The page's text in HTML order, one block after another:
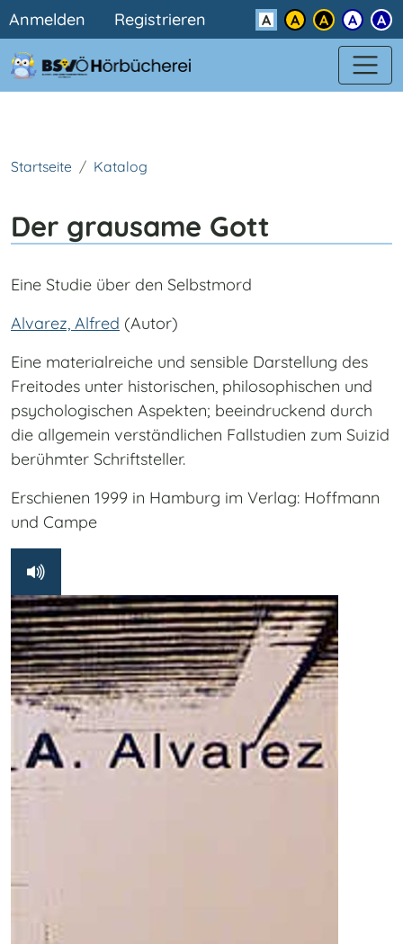
Direkt zum Inhalt
Benutzermenü
Anmelden Registrieren Kontrast
Startseite Katalog
Der grausame Gott
Eine Studie über den Selbstmord
Alvarez, Alfred (Autor)
Eine materialreiche und sensible Darstellung des
Freitodes unter historischen, philosophischen und
psychologischen Aspekten; beeindruckend durch
die allgemein verständlichen Fallstudien zum Suizid
berühmter Schriftsteller.
Erschienen 1999 in Hamburg im Verlag: Hoffmann
und Campe